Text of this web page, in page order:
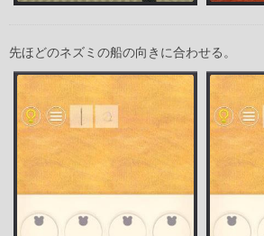
先ほどのネズミの船の向きに合わせる。